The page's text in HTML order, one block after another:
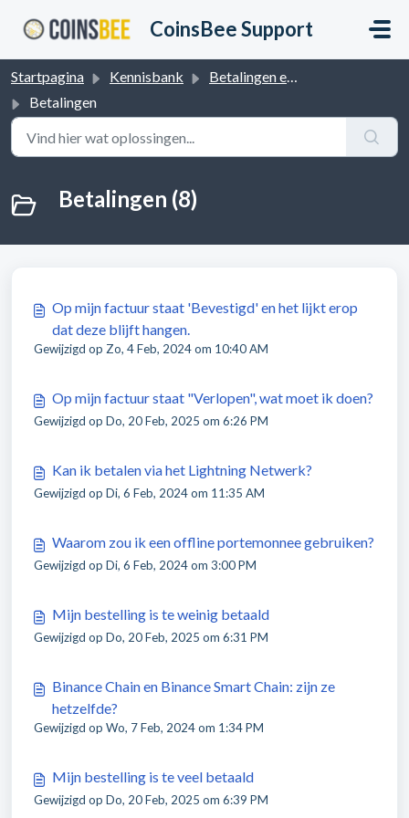
CoinsBee Support
Startpagina Kennisbank
Betalingen en Terugbetalingen
Betalingen
Betalingen (8)
Op mijn factuur staat 'Bevestigd' en het lijkt erop
dat deze blijft hangen.
Gewijzigd op Zo, 4 Feb, 2024 om 10:40 AM
Op mijn factuur staat "Verlopen", wat moet ik doen?
Gewijzigd op Do, 20 Feb, 2025 om 6:26 PM
Kan ik betalen via het Lightning Netwerk?
Gewijzigd op Di, 6 Feb, 2024 om 11:35 AM
Waarom zou ik een offline portemonnee gebruiken?
Gewijzigd op Di, 6 Feb, 2024 om 3:00 PM
Mijn bestelling is te weinig betaald
Gewijzigd op Do, 20 Feb, 2025 om 6:31 PM
Binance Chain en Binance Smart Chain: zijn ze
hetzelfde?
Gewijzigd op Wo, 7 Feb, 2024 om 1:34 PM
Mijn bestelling is te veel betaald
Gewijzigd op Do, 20 Feb, 2025 om 6:39 PM